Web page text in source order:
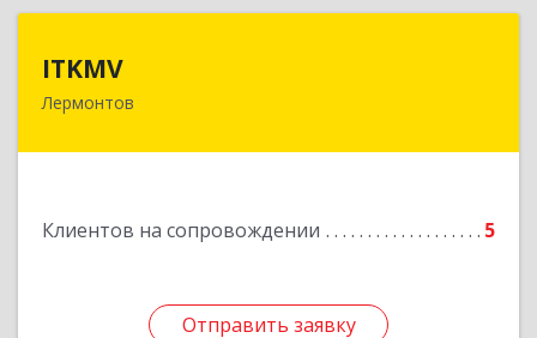
ITKMV
Лермонтов
Клиентов на сопровождении 5
Отправить заявку
Отправить заявку